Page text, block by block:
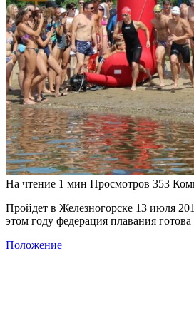
На чтение 1 мин Просмотров 353
Пройдет в Железногорске 13 июля
этом году федерация плавания
Положение